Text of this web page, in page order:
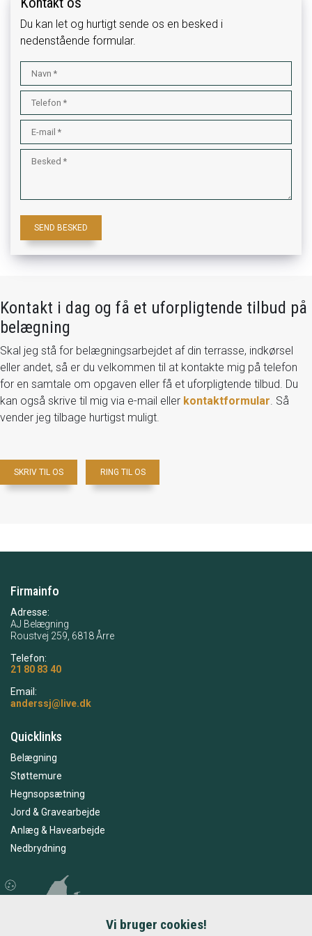
Du kan let og hurtigt sende os en besked i
nedenstående formular.
Kontakt i dag og få et uforpligtende tilbud på
belægning
Skal jeg stå for belægningsarbejdet af din terrasse, indkørsel
eller andet, så er du velkommen til at kontakte mig på telefon
for en samtale om opgaven eller få et uforpligtende tilbud. Du
kan også skrive til mig via e-mail eller kontaktformular. Så
vender jeg tilbage hurtigst muligt.
SKRIV TIL OS RING TIL OS
Firmainfo
Adresse:
AJ Belægning
Roustvej 259, 6818 Årre
Telefon:
21 80 83 40
Email:
anderssj@live.dk
Quicklinks
Belægning
Støttemure
Hegnsopsætning
Jord & Gravearbejde
Anlæg & Havearbejde
Nedbrydning
Vi bruger cookies!